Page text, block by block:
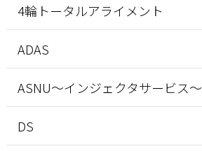
4輪トータルアライメント
ADAS
ASNU～インジェクタサービス～
DS